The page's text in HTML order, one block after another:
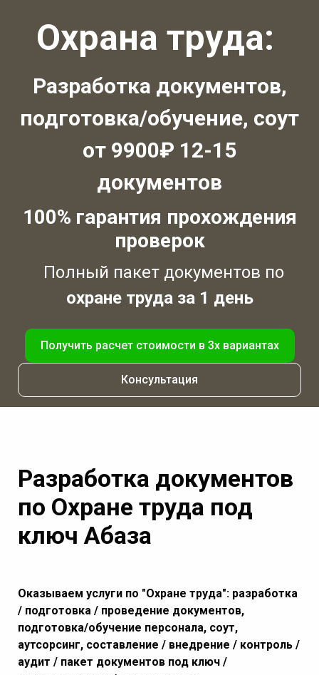
Охрана труда:
Разработка документов,
подготовка/обучение, соут
от 9900₽ 12-15
документов
100% гарантия прохождения
проверок
Полный пакет документов по
охране труда за 1 день
Получить расчет стоимости в 3х вариантах
Консультация
Разработка документов
по Охране труда под
ключ Абаза
Оказываем услуги по "Охране труда": разработка
/ подготовка / проведение документов,
подготовка/обучение персонала, соут,
аутсорсинг, составление / внедрение / контроль /
аудит / пакет документов под ключ /